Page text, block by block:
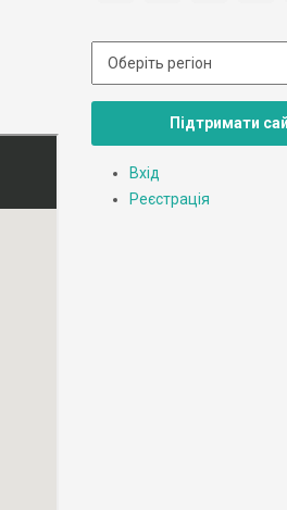
Підтримати
Вхід
Реєстрація